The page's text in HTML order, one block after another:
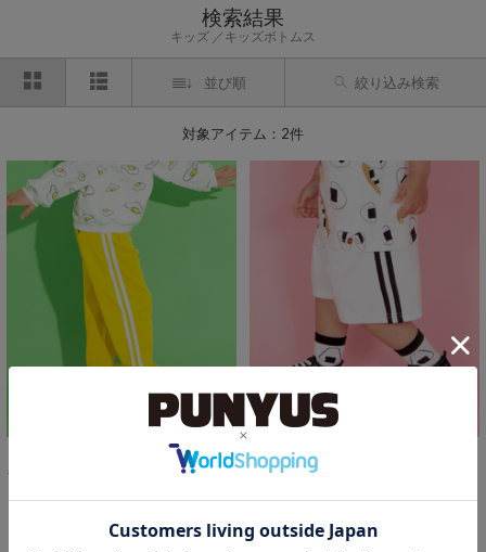
検索結果
キッズ キッズボトムス
並び順 絞り込み検索
対象アイテム：2件
キッズフードジャージパンツ
期間限定プライス
NEW
SALE
キッズフードジャージショートパンツ